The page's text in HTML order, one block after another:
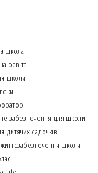
школа
освіта
школи
забезпечення для школи
дитячих садочків
школи